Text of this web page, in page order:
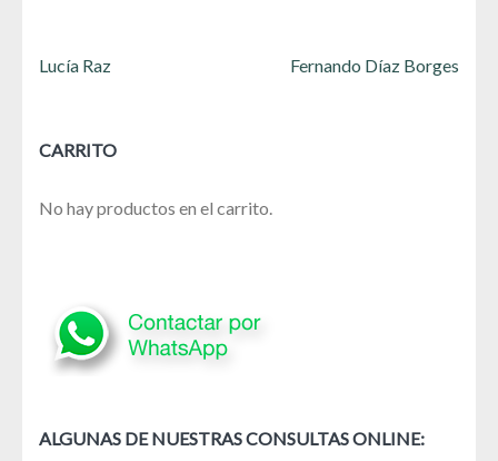
Navegación
Lucía Raz Fernando Díaz Borges
CARRITO
No hay productos en el carrito.
ALGUNAS DE NUESTRAS CONSULTAS ONLINE: